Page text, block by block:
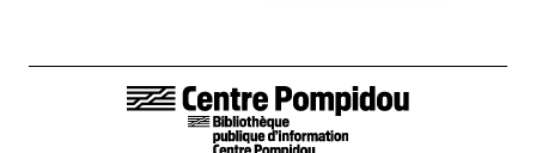
LIENS DE BAS DE PAGE